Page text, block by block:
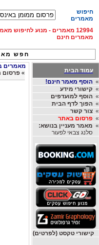
חיפוש
מאמרים
12994 מאמרים - מנוע לחיפוש
מאמרים חינם
חפש
עמוד הבית
»הוסף מאמר חינם!
»קישורי מידע
»הוסף למועדפים
»הפוך לדף הבית
»צור קשר
»פרסום באתר
» מאמר מעניין בנושא:
סלנג צבאי לפעור
קישורי טקסט (לפרטים)
מאמרים
» פרסום